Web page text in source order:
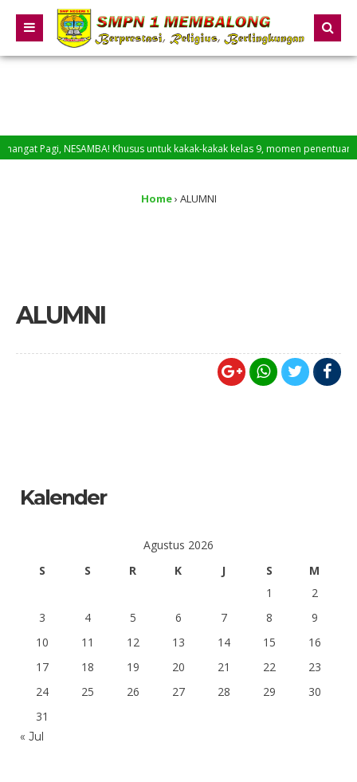
Pagi, NESAMBA! Khusus untuk kakak-kakak kelas 9, momen penentuan
Datang di Website SMP Negeri 1 Membalong
Home› ALUMNI
ALUMNI
Kalender
Agustus 2026
S
S R K J S
M
1
2
3
4 5 6 7 8
9
10
11 12 13 14 15
16
17
18 19 20 21 22
23
24
25 26 27 28 29
30
31
« Jul